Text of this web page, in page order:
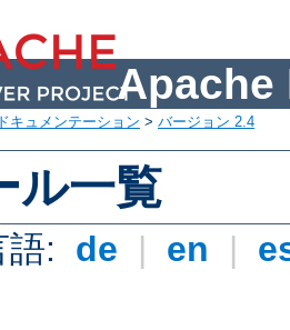
Apache
ドキュメンテーション > バージョン 2.4
ル一覧
: de | en |